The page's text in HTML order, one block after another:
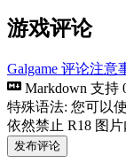
游戏评论
Galgame 评论注
Markdown 支持
特殊语法: 您可以
依然禁止 R18 图
发布评论